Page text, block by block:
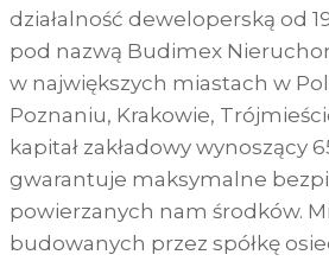
działalność deweloperską od
pod nazwą Budimex
w największych miastach w
Poznaniu, Krakowie,
kapitał zakładowy wynoszący
gwarantuje maksymalne
powierzanych nam środków.
budowanych przez spółkę